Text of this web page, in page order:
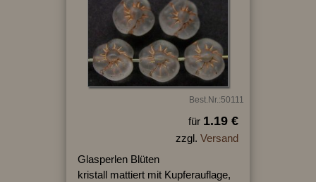
Best.Nr.:50111
für 1.19 €
zzgl. Versand
Glasperlen Blüten
kristall mattiert mit Kupferauflage,